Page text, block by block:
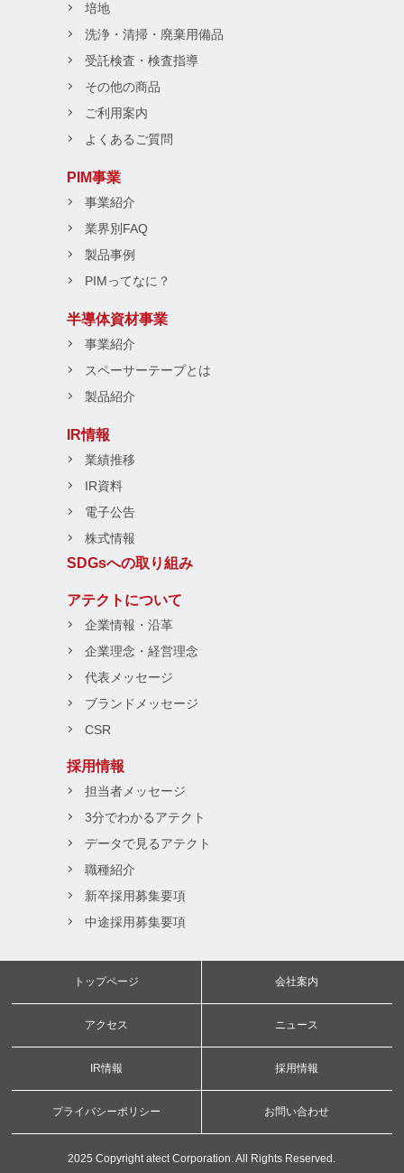
培地
洗浄・清掃・廃棄用備品
受託検査・検査指導
その他の商品
ご利用案内
よくあるご質問
PIM事業
事業紹介
業界別FAQ
製品事例
PIMってなに？
半導体資材事業
事業紹介
スペーサーテープとは
製品紹介
IR情報
業績推移
IR資料
電子公告
株式情報
SDGsへの取り組み
アテクトについて
企業情報・沿革
企業理念・経営理念
代表メッセージ
ブランドメッセージ
CSR
採用情報
担当者メッセージ
3分でわかるアテクト
データで見るアテクト
職種紹介
新卒採用募集要項
中途採用募集要項
トップページ 会社案内
アクセス ニュース
IR情報 採用情報
プライバシーポリシー お問い合わせ
2025 Copyright atect Corporation. All Rights Reserved.